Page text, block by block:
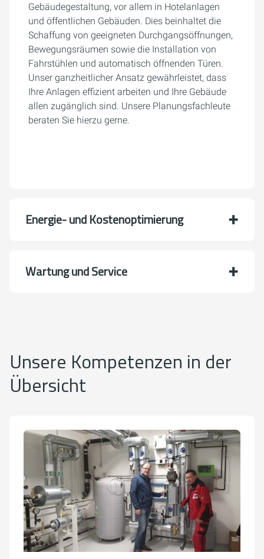
Gebäudegestaltung, vor allem in Hotelanlagen
und öffentlichen Gebäuden. Dies beinhaltet die
Schaffung von geeigneten Durchgangsöffnungen,
Bewegungsräumen sowie die Installation von
Fahrstühlen und automatisch öffnenden Türen.
Unser ganzheitlicher Ansatz gewährleistet, dass
Ihre Anlagen effizient arbeiten und Ihre Gebäude
allen zugänglich sind. Unsere Planungsfachleute
beraten Sie hierzu gerne.
Energie- und Kostenoptimierung
Wartung und Service
Unsere Kompetenzen in der
Übersicht